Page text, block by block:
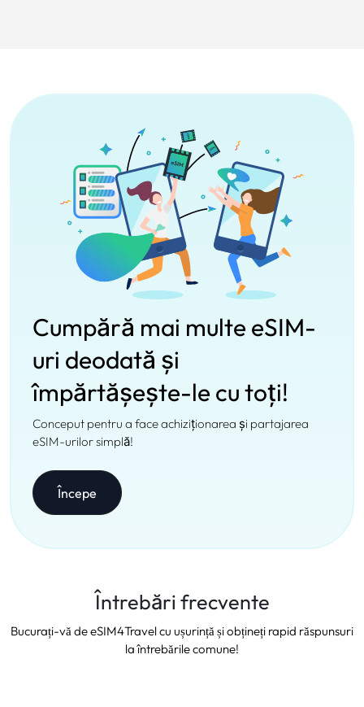
Cumpără mai multe eSIM-
uri deodată și
împărtășește-le cu toți!
Conceput pentru a face achiziționarea și partajarea
eSIM-urilor simplă!
Începe
Întrebări frecvente
Bucurați-vă de eSIM4Travel cu ușurință și obțineți rapid răspunsuri
la întrebările comune!